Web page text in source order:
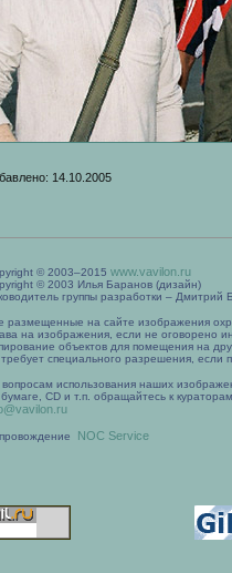
14.10.2005
© 2003–2015 www.vavilon.ru
© 2003 Илья Баранов (дизайн)
группы разработки – Дмитрий
размещенные на сайте изображения
на изображения, если не оговорено
объектов для помещения на
специального разрешения, если
вопросам использования наших
CD и т.п. обращайтесь к
NOC Service